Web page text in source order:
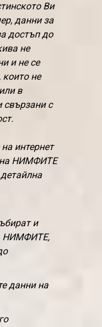
Ви
данни за
достъп до
не
и не се
които не
в
свързани с
интернет
на НИМФИТЕ
и
НИМФИТЕ,
данни на